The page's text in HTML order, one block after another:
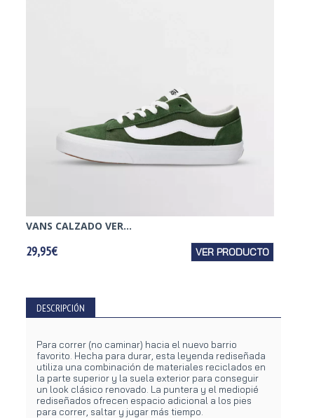
VANS CALZADO VER...
29,95€ VER PRODUCTO
DESCRIPCIÓN
Para correr (no caminar) hacia el nuevo barrio
favorito. Hecha para durar, esta leyenda rediseñada
utiliza una combinación de materiales reciclados en
la parte superior y la suela exterior para conseguir
un look clásico renovado. La puntera y el mediopié
rediseñados ofrecen espacio adicional a los pies
para correr, saltar y jugar más tiempo.